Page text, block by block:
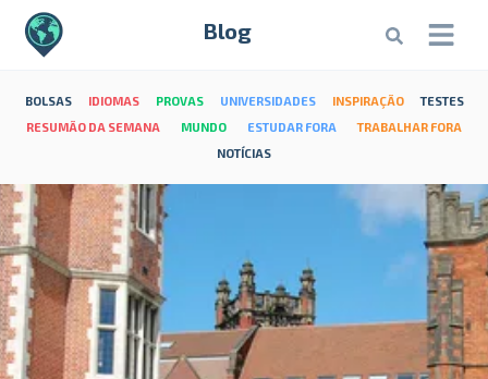
Blog
BOLSAS IDIOMAS PROVAS UNIVERSIDADES INSPIRAÇÃO
TESTES
RESUMÃO DA SEMANA
MUNDO ESTUDAR FORA
TRABALHAR FORA
NOTÍCIAS